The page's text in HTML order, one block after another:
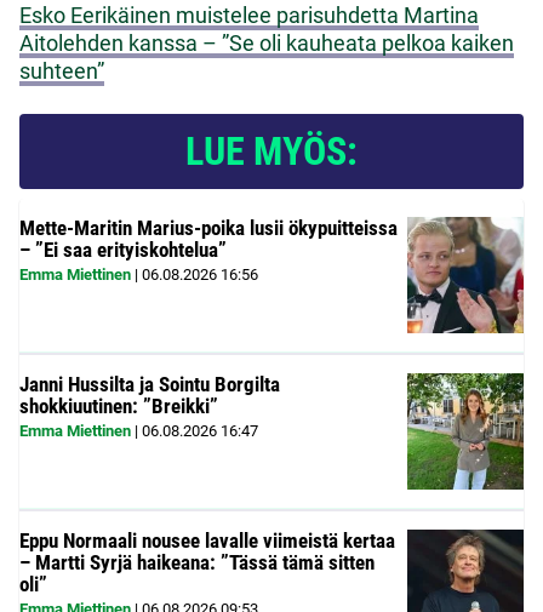
Esko Eerikäinen muistelee parisuhdetta Martina
Aitolehden kanssa – ”Se oli kauheata pelkoa kaiken
suhteen”
LUE MYÖS:
Mette-Maritin Marius-poika lusii ökypuitteissa
– ”Ei saa erityiskohtelua”
Emma Miettinen | 06.08.2026 16:56
Janni Hussilta ja Sointu Borgilta
shokkiuutinen: ”Breikki”
Emma Miettinen | 06.08.2026 16:47
Eppu Normaali nousee lavalle viimeistä kertaa
– Martti Syrjä haikeana: ”Tässä tämä sitten
oli”